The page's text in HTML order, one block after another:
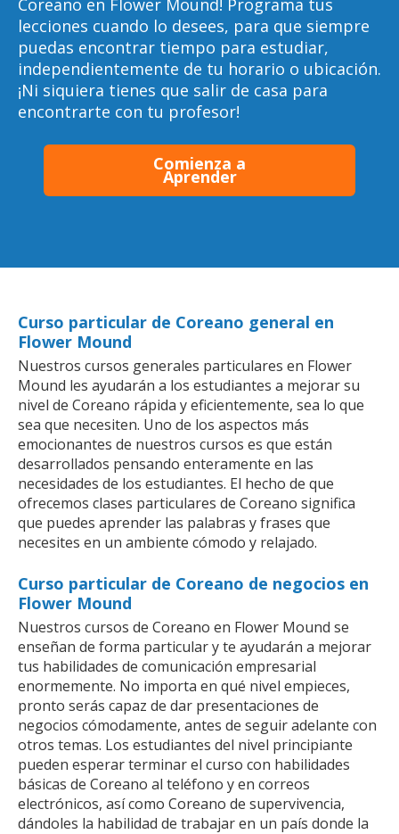
Coreano en Flower Mound! Programa tus
lecciones cuando lo desees, para que siempre
puedas encontrar tiempo para estudiar,
independientemente de tu horario o ubicación.
¡Ni siquiera tienes que salir de casa para
encontrarte con tu profesor!
Comienza a
Aprender
Curso particular de Coreano general en
Flower Mound
Nuestros cursos generales particulares en Flower
Mound les ayudarán a los estudiantes a mejorar su
nivel de Coreano rápida y eficientemente, sea lo que
sea que necesiten. Uno de los aspectos más
emocionantes de nuestros cursos es que están
desarrollados pensando enteramente en las
necesidades de los estudiantes. El hecho de que
ofrecemos clases particulares de Coreano significa
que puedes aprender las palabras y frases que
necesites en un ambiente cómodo y relajado.
Curso particular de Coreano de negocios en
Flower Mound
Nuestros cursos de Coreano en Flower Mound se
enseñan de forma particular y te ayudarán a mejorar
tus habilidades de comunicación empresarial
enormemente. No importa en qué nivel empieces,
pronto serás capaz de dar presentaciones de
negocios cómodamente, antes de seguir adelante con
otros temas. Los estudiantes del nivel principiante
pueden esperar terminar el curso con habilidades
básicas de Coreano al teléfono y en correos
electrónicos, así como Coreano de supervivencia,
dándoles la habilidad de trabajar en un país donde la